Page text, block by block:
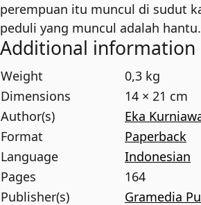
perempuan itu muncul di sudut
peduli yang muncul adalah hantu.
Additional information
Weight
0,3 kg
Dimensions
14 × 21 cm
Author(s)
Eka
Format
Paperback
Language
Indonesian
Pages
164
Publisher(s)
Gramedia